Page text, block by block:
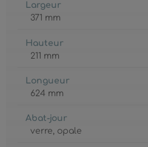
Largeur
371 mm
Hauteur
211 mm
Longueur
624 mm
Abat-jour
verre, opale